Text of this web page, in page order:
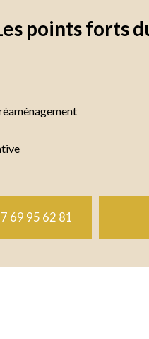
points forts
69 95 62 81